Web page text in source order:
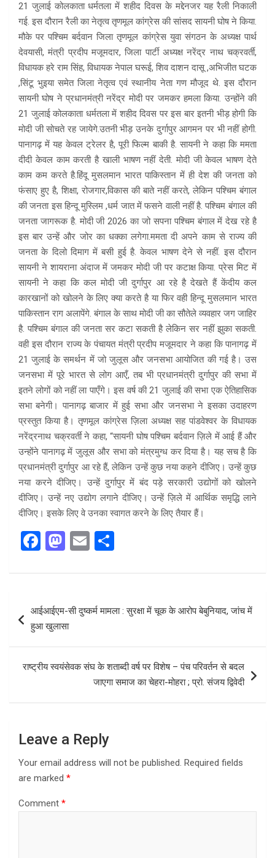
21 जुलाई कोलकाता धर्मतला में शहीद दिवस के मद्देनजर यह रैली निकाली
गई. इस दौरान रैली का नेतृत्व तृणमूल कांग्रेस की सांसद सायनी घोष ने किया.
मौके पर पश्चिम बर्दवान जिला तृणमूल कांग्रेस युवा संगठन के अध्यक्ष पार्थ
देवयासी, मंत्री प्रदीप मजूमदार, जिला पार्टी अध्यक्ष नरेंद्र नाथ चक्रवर्ती,
विधायक हरे राम सिंह, विधायक नेपाल घरूई, शिव दाशन दासू ,अभिजीत घटक
,सिंटू भुइया समेत जिला नेतृत्व एवं स्थानीय नेता गण मौजूद थे. इस दौरान
सायनी घोष ने प्रधानमंत्री नरेंद्र मोदी पर जमकर हमला किया. उन्होंने की
21 जुलाई कोलकाता धर्मतला में शहीद दिवस पर इस बार इतनी भीड़ होगी कि
मोदी जी सोचते रह जायेगे.उतनी भीड़ उनके दुर्गापुर आगमन पर भी नहीं होगी.
पानागढ़ में यह केवल ट्रेलर है, पूरी फिल्म बाकी है. सायनी ने कहा कि ममता
दीदी केवल काम करती है खाली भाषण नहीं देती. मोदी जी केवल भाषण देते
काम कम करते है.हिंदू मुसलमान भारत पाकिस्तान में ही देश की जनता को
फंसाए हुए है, शिक्षा, रोजगार,विकास की बाते नहीं करते, लेकिन पश्चिम बंगाल
की जनता इस हिन्दू मुस्लिम ,धर्म जात में फसने वाली नहीं है. पश्चिम बंगाल की
जनता जागरूक है. मोदी जी 2026 का जो सपना पश्चिम बंगाल में देख रहे है
इस बार उन्हें और जोर का धक्का लगेगा.ममता दी अपने काम से राज्य की
जनता के दिलो दिमाग में बसी हुई है. केवल भाषण देने से नहीं. इस दौरान
सायनी ने शायराना अंदाज में जमकर मोदी जी पर कटाक्ष किया. प्रेस मिट में
सायनी ने कहा कि कल मोदी जी दुर्गापुर आ रहे है देखते हैं केंदीय कल
कारखानों को खोलने के लिए क्या करते है या फिर वही हिन्दू मुसलमान भारत
पाकिस्तान राग अलापेंगे. बंगाल के साथ मोदी जी का सौतेले व्यवहार जग जाहिर
है. पश्चिम बंगाल की जनता सर कटा सकती है लेकिन सर नहीं झुका सकती.
वही इस दौरान राज्य के पंचायत मंत्री प्रदीप मजूमदार ने कहा कि पानागढ़ में
21 जुलाई के समर्थन में जो जुलूस और जनसभा आयोजित की गई है। उस
जनसभा में पूरे भारत से लोग आएँ, तब भी प्रधानमंत्री दुर्गापुर की सभा में
इतने लोगों को नहीं ला पाएँगे। इस वर्ष की 21 जुलाई की सभा एक ऐतिहासिक
सभा बनेगी। पानागढ़ बाजार में हुई सभा और जनसभा ने इसका उदाहरण
प्रस्तुत किया है। तृणमूल कांग्रेस ज़िला अध्यक्ष सह पांडवेश्वर के विधायक
नरेंद्रनाथ चक्रवर्ती ने कहा, “सायनी घोष पश्चिम बर्दवान ज़िले में आई हैं और
उन्होंने पानागढ़ में जुलूस और सभा को मंत्रमुग्ध कर दिया है। यह सच है कि
प्रधानमंत्री दुर्गापुर आ रहे हैं, लेकिन उन्हें कुछ नया कहने दीजिए। उन्हें कुछ
नया करने दीजिए। उन्हें दुर्गापुर में बंद पड़े सरकारी उद्योगों को खोलने
दीजिए। उन्हें नए उद्योग लगाने दीजिए। उन्हें ज़िले में आर्थिक समृद्धि लाने
दीजिए। इसके लिए वे उनका स्वागत करने के लिए तैयार हैं।
F
ce
b
o
o
k
M
st
o
d
n
E
ail ar
navigation
आईआईएम-सी दुष्कर्म मामला : सुरक्षा में चूक के आरोप बेबुनियाद, जांच में
हुआ खुलासा
राष्ट्रीय स्वयंसेवक संघ के शताब्दी वर्ष पर विशेष – पंच परिवर्तन से बदल
जाएगा समाज का चेहरा-मोहरा ; प्रो. संजय द्विवेदी
Leave a Reply
Your email address will not be published. Required fields
are marked *
Comment *